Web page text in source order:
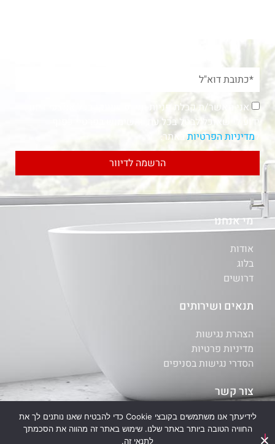
אני מאשר/ת קבלת פניות ומידע שיווקי בכל אמצעי דיוור.
ידוע לי שאוכל לבטל בכל עת, והשימוש בפרטיי כפוף
מדיניות הפרטיותבאתר.
הרשמה לדיוור
מי אנחנו
אודות
בלוג
דרושים
תנאים ושירותים
הצהרת נגישות
מדיניות פרטיות
הסדרי נגישות בסניפים
צור קשר
איתור סניף
יצירת קשר
לידיעתך אנו משתמשים בקובצי Cookie כדי להבטיח שאנו נותנים לך את
החוויה הטובה ביותר באתר שלנו. שימוש באתר זה מהווה את הסכמתך
לתנאי זה.